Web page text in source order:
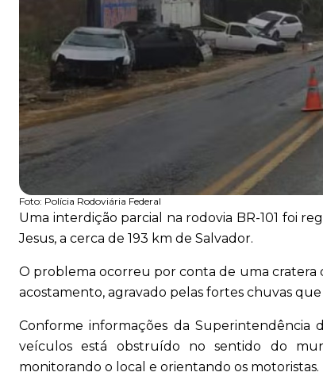
Foto: Polícia Rodoviária Federal
Uma interdição parcial na rodovia BR-101 foi
Jesus, a cerca de 193 km de Salvador.
O problema ocorreu por conta de uma cratera
acostamento, agravado pelas fortes chuvas
Conforme informações da Superintendência
veículos está obstruído no sentido do
monitorando o local e orientando os motoristas.